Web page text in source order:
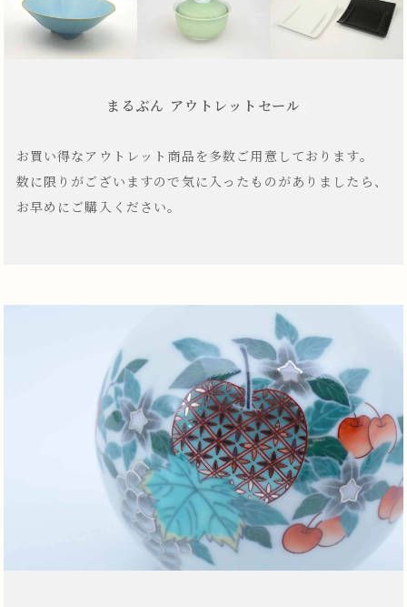
まるぶん アウトレットセール
お買い得なアウトレット商品を多数ご用意しております。
数に限りがございますので気に入ったものがありましたら、
お早めにご購入ください。